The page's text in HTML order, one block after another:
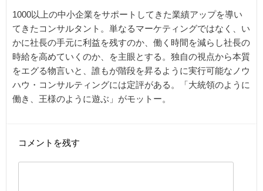
1000以上の中小企業をサポートしてきた業績アップを導い
てきたコンサルタント。単なるマーケティングではなく、い
かに社長の手元に利益を残すのか、働く時間を減らし社長の
時給を高めていくのか、を主眼とする。独自の視点から本質
をエグる物言いと、誰もが階段を昇るように実行可能なノウ
ハウ・コンサルティングには定評がある。「大統領のように
働き、王様のように遊ぶ」がモットー。
コメントを残す